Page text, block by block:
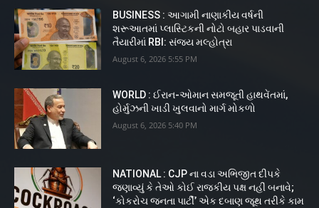
BUSINESS : આગામી નાણાકીય વર્ષની
શરૂઆતમાં પ્લાસ્ટિકની નોટો બહાર પાડવાની
તૈયારીમાં RBI: સંજય મલ્હોત્રા
August 6, 2026 5:55 PM
WORLD : ઈરાન-ઓમાન સમજૂતી હાથવેંતમાં,
હોર્મુઝની ખાડી ખુલવાનો માર્ગ મોકળો
August 6, 2026 5:40 PM
NATIONAL : CJP ના વડા અભિજીત દીપકે
જણાવ્યું કે તેઓ કોઈ રાજકીય પક્ષ નહીં બનાવે;
‘કોકરોચ જનતા પાર્ટી’ એક દબાણ જૂથ તરીકે કામ